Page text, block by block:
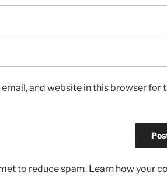
email, and website in this browser for
to reduce spam. Learn how your